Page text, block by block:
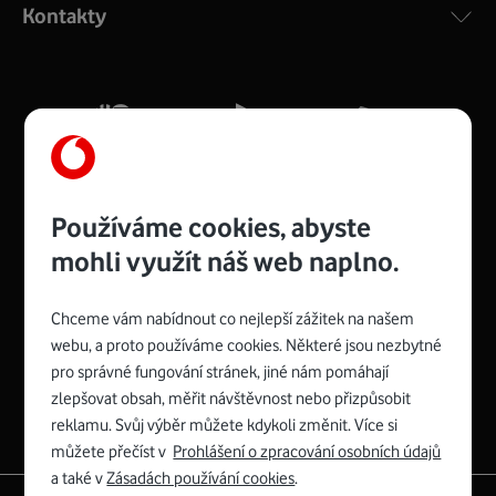
silný signál pro celou domácnost. Kompaktní rozměry 21
Více o COMPAL CH7465VF
Zyxel VMG8623-T50B:
Rozměry modemu jsou 16 x 22 x 7,5 cm (včetně stojánku)
a nabízí 4 gigabitové LAN porty a bezdrátové připojení Wi-
Fi ve verzích 802.11 b/g/n/ac pro frekvenci 2,4 GHz a
Spojte se s Vodafonem
Kontakty
Používáme cookies, abyste
mohli využít náš web naplno.
Chceme vám nabídnout co nejlepší zážitek na našem
webu, a proto používáme cookies. Některé jsou nezbytné
pro správné fungování stránek, jiné nám pomáhají
zlepšovat obsah, měřit návštěvnost nebo přizpůsobit
reklamu. Svůj výběr můžete kdykoli změnit. Více si
můžete přečíst v Prohlášení o zpracování osobních údajů
a také vZásadách používání cookies.